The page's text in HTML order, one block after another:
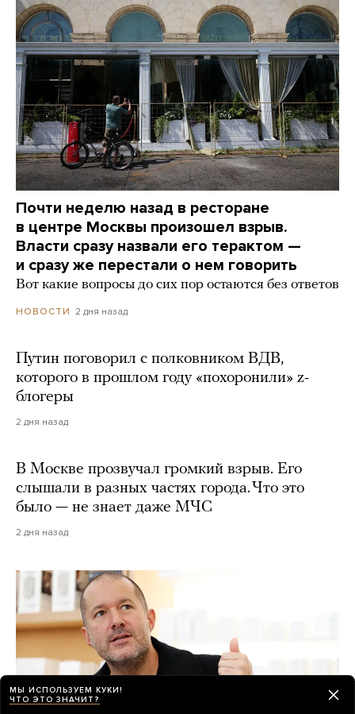
Почти неделю назад в ресторане
в центре Москвы произошел взрыв.
Власти сразу назвали его терактом —
и сразу же перестали о нем говорить
Вот какие вопросы до сих пор остаются без ответов
НОВОСТИ 2 дня назад
Путин поговорил с полковником ВДВ,
которого в прошлом году «похоронили» z-
блогеры
2 дня назад
В Москве прозвучал громкий взрыв. Его
слышали в разных частях города. Что это
было — не знает даже МЧС
2 дня назад
МЫ ИСПОЛЬЗУЕМ КУКИ!
ЧТО ЭТО ЗНАЧИТ?